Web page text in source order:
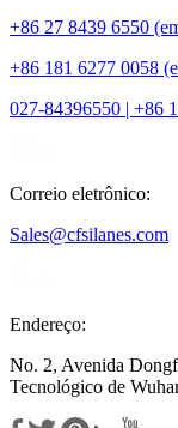
+86 27 8439 6550
+86 181 6277 0058
027-84396550 | +86
Correio eletrônico:
Sales@cfsilanes.com
Endereço:
No. 2, Avenida
Tecnológico de